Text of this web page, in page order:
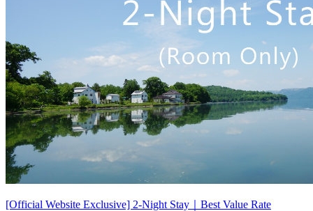
[Official Website Exclusive] 2-Night Stay｜Best Value Rate